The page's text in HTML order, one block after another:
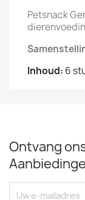
Petsnack
Inhoud: 6
Ontvang